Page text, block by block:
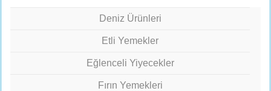
Deniz Ürünleri
Etli Yemekler
Eğlenceli Yiyecekler
Fırın Yemekleri